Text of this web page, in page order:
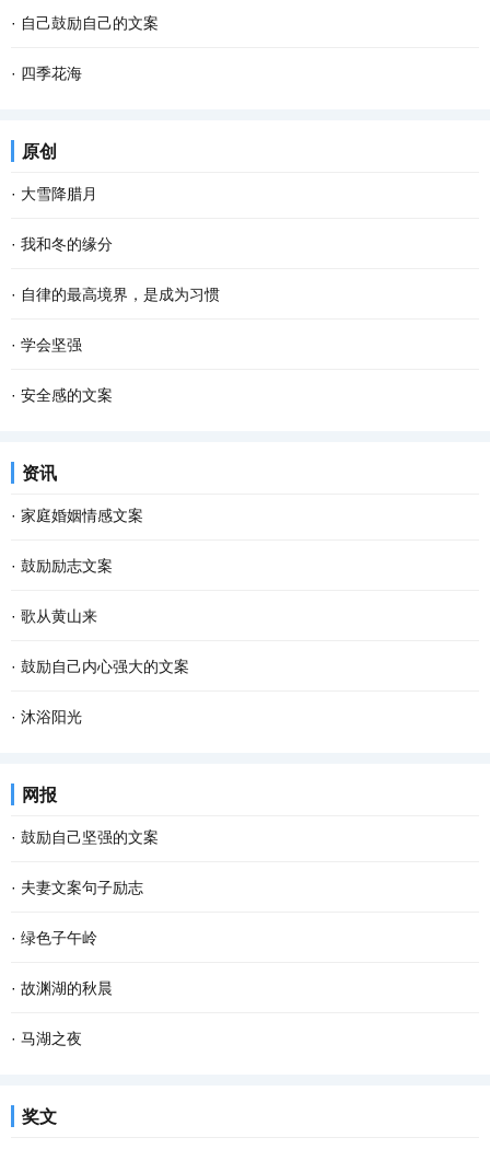
· 自己鼓励自己的文案
· 四季花海
原创
· 大雪降腊月
· 我和冬的缘分
· 自律的最高境界，是成为习惯
· 学会坚强
· 安全感的文案
资讯
· 家庭婚姻情感文案
· 鼓励励志文案
· 歌从黄山来
· 鼓励自己内心强大的文案
· 沐浴阳光
网报
· 鼓励自己坚强的文案
· 夫妻文案句子励志
· 绿色子午岭
· 故渊湖的秋晨
· 马湖之夜
奖文